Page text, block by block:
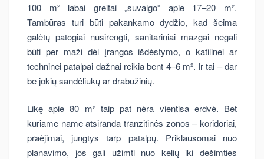
100 m² labai greitai „suvalgo“ apie 17–20 m².
Tambūras turi būti pakankamo dydžio, kad šeima
galėtų patogiai nusirengti, sanitariniai mazgai negali
būti per maži dėl įrangos išdėstymo, o katilinei ar
techninei patalpai dažnai reikia bent 4–6 m². Ir tai – dar
be jokių sandėliukų ar drabužinių.
Likę apie 80 m² taip pat nėra vientisa erdvė. Bet
kuriame name atsiranda tranzitinės zonos – koridoriai,
praėjimai, jungtys tarp patalpų. Priklausomai nuo
planavimo, jos gali užimti nuo kelių iki dešimties